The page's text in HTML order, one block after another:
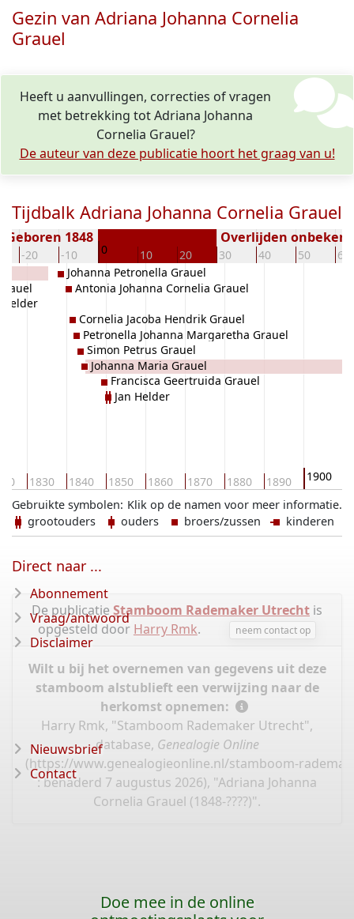
Gezin van Adriana Johanna Cornelia
Grauel
Heeft u aanvullingen, correcties of vragen
met betrekking tot Adriana Johanna
Cornelia Grauel?
De auteur van deze publicatie hoort het graag van u!
Tijdbalk Adriana Johanna Cornelia Grauel
-20 -10 0 10 20 30 40 50 60
Geboren 1848 Overlijden
1830 1840 1850 1860 1870 1880 1890 1900
Helder
Johanna Petronella Grauel
Antonia Johanna Cornelia Grauel
Cornelia Jacoba Hendrik Grauel
Petronella Johanna Margaretha Grauel
Simon Petrus Grauel
Johanna Maria Grauel
Francisca Geertruida Grauel
Jan Helder
Klik op de namen voor meer informatie.
Gebruikte symbolen:
grootouders
ouders broers/zussen kinderen
De publicatie Stamboom Rademaker Utrecht is
opgesteld door Harry Rmk. neem contact op
Wilt u bij het overnemen van gegevens uit deze
stamboom alstublieft een verwijzing naar de
herkomst opnemen:
Harry Rmk, "Stamboom Rademaker Utrecht",
database, Genealogie Online
(https://www.genealogieonline.nl/stamboom-
: benaderd 7 augustus 2026), "Adriana Johanna
Cornelia Grauel (1848-????)".
Direct naar ...
Abonnement
Vraag/antwoord
Disclaimer
Nieuwsbrief
Contact
Doe mee in de online